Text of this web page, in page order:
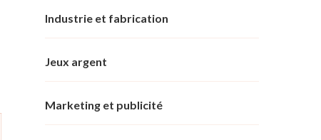
Industrie et fabrication
Jeux argent
Marketing et publicité